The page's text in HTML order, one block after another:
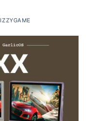
IZZYGAME